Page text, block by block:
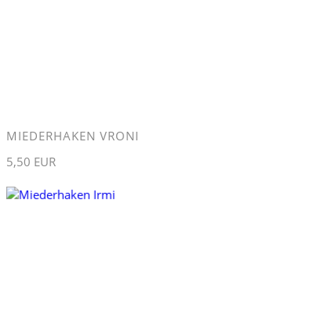
MIEDERHAKEN VRONI
5,50 EUR